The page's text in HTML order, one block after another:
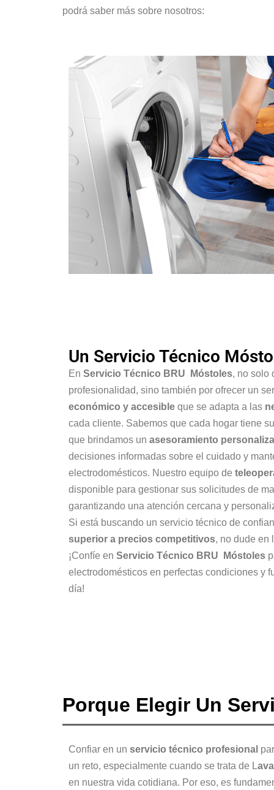
podrá saber más sobre nosotros:
Un Servicio Técnico
En Servicio Técnico BRU Móstoles, no solo
profesionalidad, sino también por ofrecer un
económico y accesible que se adapta a las
cada cliente. Sabemos que cada hogar tiene
que brindamos un asesoramiento
decisiones informadas sobre el cuidado y
electrodomésticos. Nuestro equipo de
disponible para gestionar sus solicitudes de
garantizando una atención cercana y
Si está buscando un servicio técnico de
superior a precios competitivos, no dude en
¡Confíe en Servicio Técnico BRU Móstoles
electrodomésticos en perfectas condiciones y
día!
Porque Elegir Un
Confiar en un servicio técnico profesional
un reto, especialmente cuando se trata de L
en nuestra vida cotidiana. Por eso, es